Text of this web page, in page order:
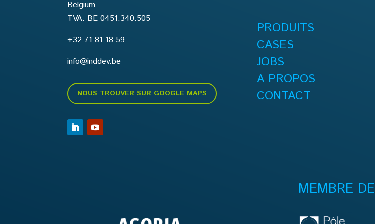
Belgium
TVA: BE 0451.340.505
+32 71 81 18 59
info@inddev.be
NOUS TROUVER SUR GOOGLE MAPS
PRODUITS
CASES
JOBS
A PROPOS
CONTACT
MEMBRE DE